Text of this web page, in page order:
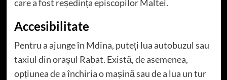
care a fost reședința episcopilor Maltei.
Accesibilitate
Pentru a ajunge în Mdina, puteți lua autobuzul sau
taxiul din orașul Rabat. Există, de asemenea,
opțiunea de a închiria o mașină sau de a lua un tur